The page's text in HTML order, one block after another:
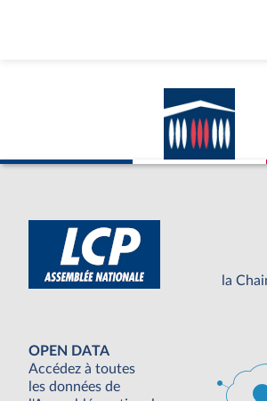
la
OPEN DATA
Accédez à toutes
les données de